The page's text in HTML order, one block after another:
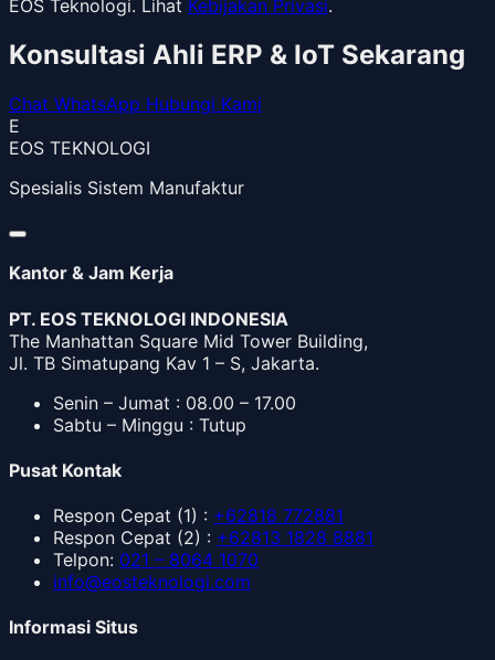
EOS Teknologi. Lihat Kebijakan Privasi.
Konsultasi Ahli ERP & IoT Sekarang
Chat WhatsApp Hubungi Kami
E
EOS TEKNOLOGI
Spesialis Sistem Manufaktur
Kantor & Jam Kerja
PT. EOS TEKNOLOGI INDONESIA
The Manhattan Square Mid Tower Building,
Jl. TB Simatupang Kav 1 – S, Jakarta.
Senin – Jumat : 08.00 – 17.00
Sabtu – Minggu : Tutup
Pusat Kontak
Respon Cepat (1) : +62818 772881
Respon Cepat (2) : +62813 1828 8881
Telpon: 021 – 8064 1070
info@eosteknologi.com
Informasi Situs